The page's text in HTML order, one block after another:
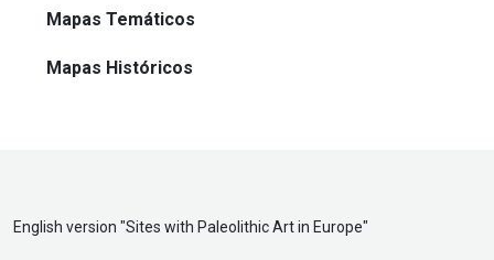
Mapas Temáticos
Mapas Históricos
English version "Sites with Paleolithic Art in Europe"